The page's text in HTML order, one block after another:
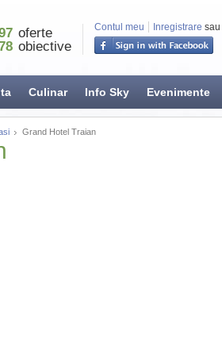
Contul meu Inregistrare sau
oferte
obiective
Culinar Info Sky Evenimente
Grand Hotel Traian